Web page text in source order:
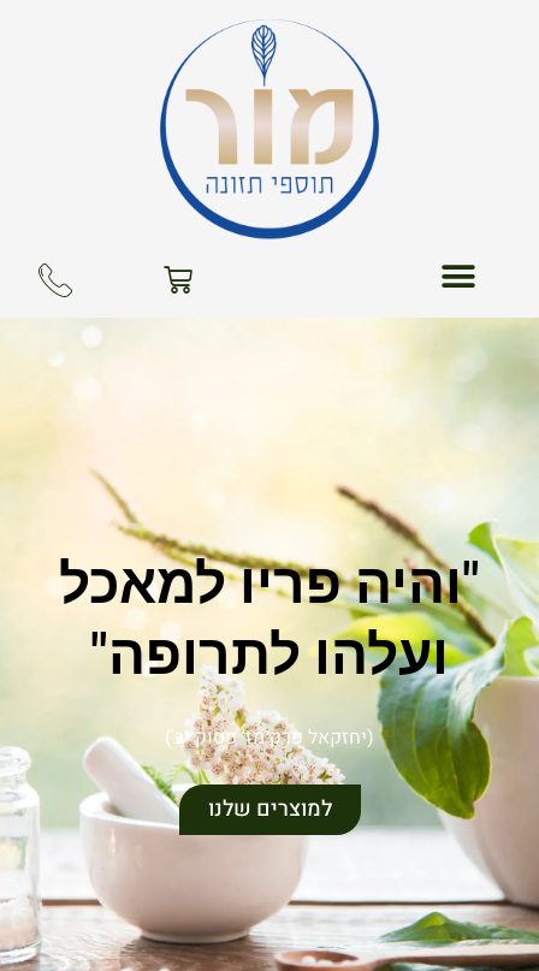
עגלת
"והיה פריו למאכל
ועלהו לתרופה"
(יחזקאל פרק מז' פסוק יב')
למוצרים שלנו